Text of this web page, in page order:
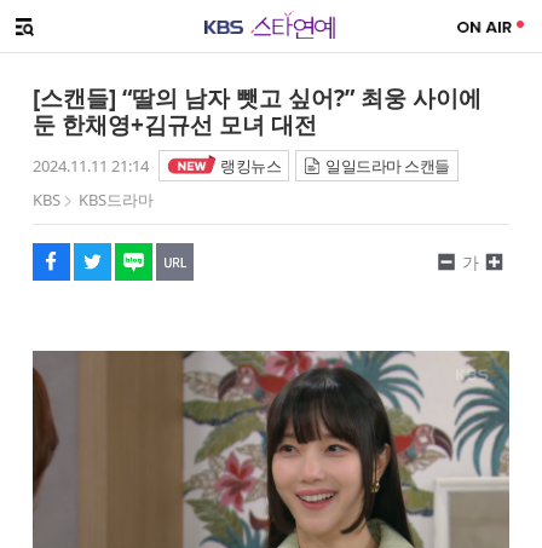
메뉴 열기
[스캔들] “딸의 남자 뺏고 싶어?” 최웅 사이에
둔 한채영+김규선 모녀 대전
2024.11.11 21:14 랭킹뉴스
일일드라마 스캔들
KBS
KBS드라마
페이스북
트위터
네이버
URL복사
글씨 작게보기
가
글씨 크게보기